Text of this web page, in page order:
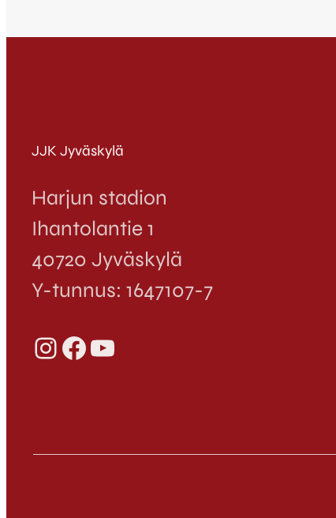
JJK Jyväskylä
Harjun stadion
Ihantolantie 1
40720 Jyväskylä
Y-tunnus: 1647107-7
InstagramFacebook YouTube